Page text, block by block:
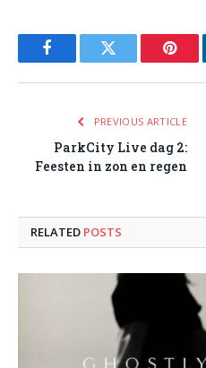
FacebookTwitter
PREVIOUS ARTICLE
ParkCity Live dag 2:
Feesten in zon en regen
RELATED POSTS